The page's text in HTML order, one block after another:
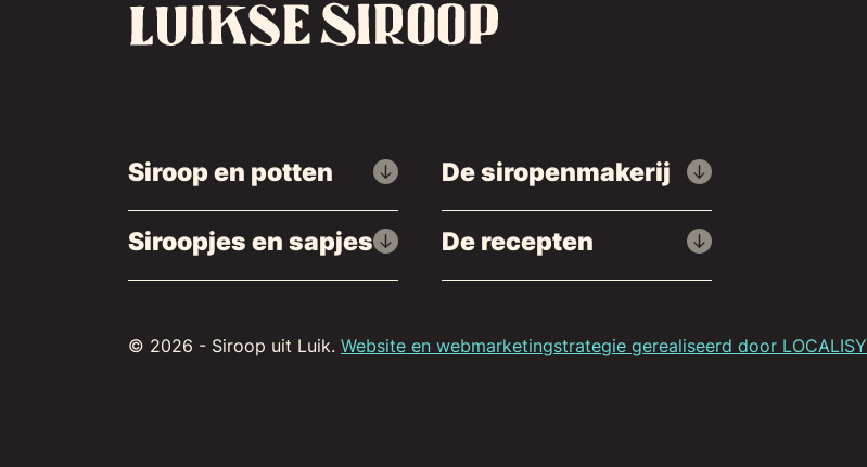
Siroop en potten
Siroopjes en sapjes
De siropenmakerij
De recepten
© 2026 - Siroop uit Luik. Website en webmarketingstrategie gerealiseerd door LOCALISY